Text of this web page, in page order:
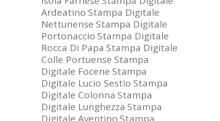
Ardeatino Stampa Digitale
Nettunense Stampa Digitale
Portonaccio Stampa Digitale
Rocca Di Papa Stampa Digitale
Colle Portuense Stampa
Digitale Focene Stampa
Digitale Lucio Sestio Stampa
Digitale Colonna Stampa
Digitale Lunghezza Stampa